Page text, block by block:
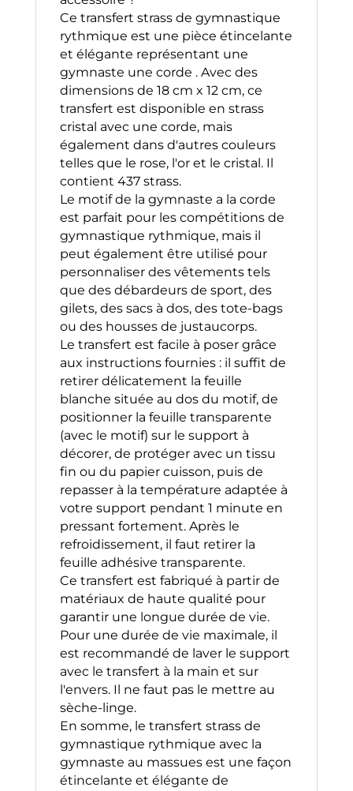
Ce transfert strass de gymnastique
rythmique est une pièce étincelante
et élégante représentant une
gymnaste une corde . Avec des
dimensions de 18 cm x 12 cm, ce
transfert est disponible en strass
cristal avec une corde, mais
également dans d'autres couleurs
telles que le rose, l'or et le cristal. Il
contient 437 strass.
Le motif de la gymnaste a la corde
est parfait pour les compétitions de
gymnastique rythmique, mais il
peut également être utilisé pour
personnaliser des vêtements tels
que des débardeurs de sport, des
gilets, des sacs à dos, des tote-bags
ou des housses de justaucorps.
Le transfert est facile à poser grâce
aux instructions fournies : il suffit de
retirer délicatement la feuille
blanche située au dos du motif, de
positionner la feuille transparente
(avec le motif) sur le support à
décorer, de protéger avec un tissu
fin ou du papier cuisson, puis de
repasser à la température adaptée à
votre support pendant 1 minute en
pressant fortement. Après le
refroidissement, il faut retirer la
feuille adhésive transparente.
Ce transfert est fabriqué à partir de
matériaux de haute qualité pour
garantir une longue durée de vie.
Pour une durée de vie maximale, il
est recommandé de laver le support
avec le transfert à la main et sur
l'envers. Il ne faut pas le mettre au
sèche-linge.
En somme, le transfert strass de
gymnastique rythmique avec la
gymnaste au massues est une façon
étincelante et élégante de